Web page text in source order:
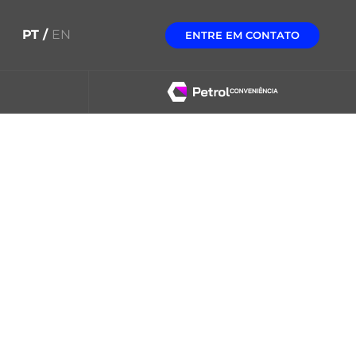
PT / EN ENTRE EM CONTATO